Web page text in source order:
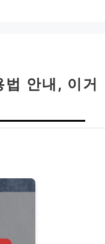
안내, 이거